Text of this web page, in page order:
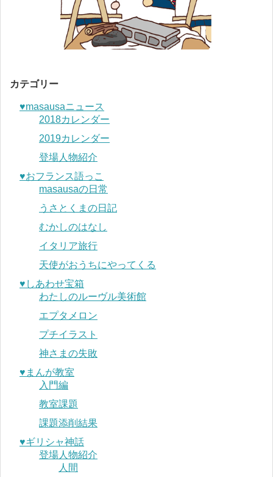
カテゴリー
♥︎masausaニュース
2018カレンダー
2019カレンダー
登場人物紹介
♥︎おフランス語っこ
masausaの日常
うさとくまの日記
むかしのはなし
イタリア旅行
天使がおうちにやってくる
♥︎しあわせ宝箱
わたしのルーヴル美術館
エプタメロン
プチイラスト
神さまの失敗
♥︎まんが教室
入門編
教室課題
課題添削結果
♥︎ギリシャ神話
登場人物紹介
人間